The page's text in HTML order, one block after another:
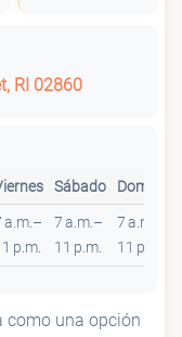
RI 02860
Sábado Domingo
a.m.–
p.m.
7 a.m.–
11 p.m.
7 a.m.–
11 p.m.
como una opción